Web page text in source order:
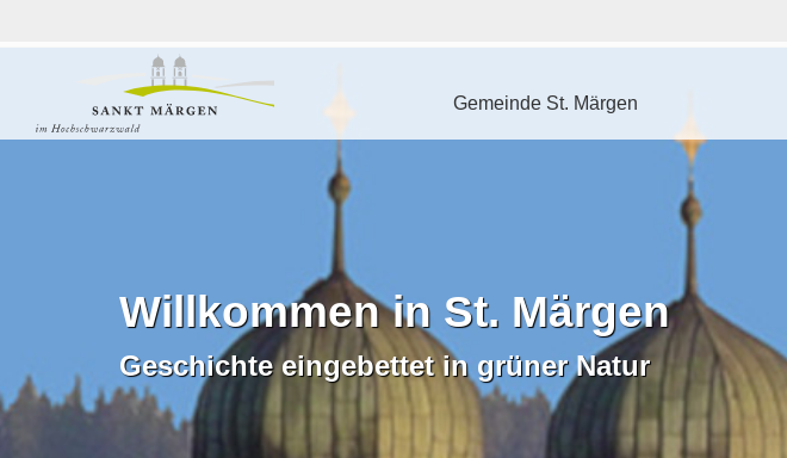
Gemeinde St. Märgen
Willkommen in St. Märgen
Geschichte eingebettet in grüner Natur